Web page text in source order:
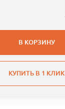
В КОРЗИНУ
КУПИТЬ В 1 КЛИК